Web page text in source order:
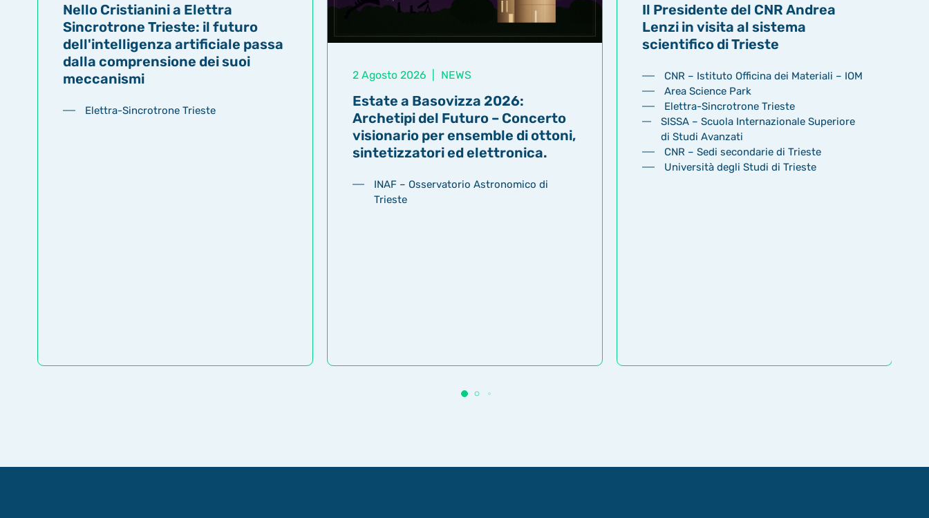
Nello Cristianini a Elettra
Sincrotrone Trieste: il futuro
dell'intelligenza artificiale passa
dalla comprensione dei suoi
meccanismi
Elettra-Sincrotrone Trieste
2 Agosto 2026 NEWS
Estate a Basovizza 2026:
Archetipi del Futuro – Concerto
visionario per ensemble di ottoni,
sintetizzatori ed elettronica.
INAF – Osservatorio Astronomico di
Trieste
Il Presidente del CNR Andrea
Lenzi in visita al sistema
scientifico di Trieste
CNR – Istituto Officina dei Materiali – IOM
Area Science Park
Elettra-Sincrotrone Trieste
SISSA – Scuola Internazionale Superiore
di Studi Avanzati
CNR – Sedi secondarie di Trieste
Università degli Studi di Trieste